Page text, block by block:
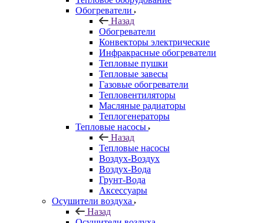
Обогреватели
Назад
Обогреватели
Конвекторы электрические
Инфракрасные обогреватели
Тепловые пушки
Тепловые завесы
Газовые обогреватели
Тепловентиляторы
Масляные радиаторы
Теплогенераторы
Тепловые насосы
Назад
Тепловые насосы
Воздух-Воздух
Воздух-Вода
Грунт-Вода
Аксессуары
Осушители воздуха
Назад